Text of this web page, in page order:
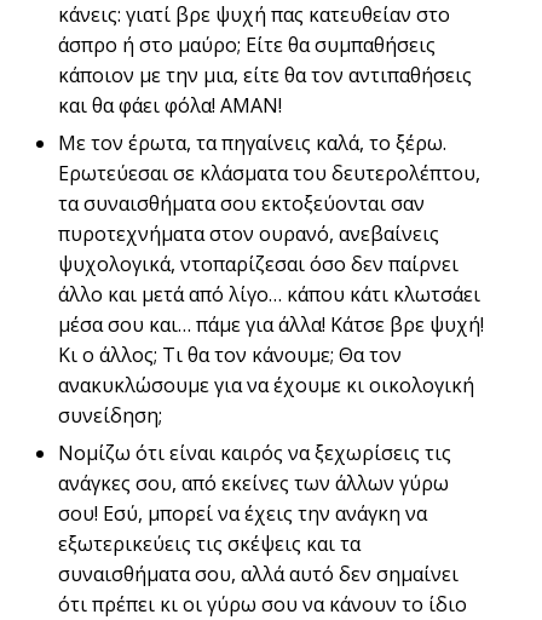
κάνεις: γιατί βρε ψυχή πας κατευθείαν στο
άσπρο ή στο μαύρο; Είτε θα συμπαθήσεις
κάποιον με την μια, είτε θα τον αντιπαθήσεις
και θα φάει φόλα! ΑΜΑΝ!
Με τον έρωτα, τα πηγαίνεις καλά, το ξέρω.
Ερωτεύεσαι σε κλάσματα του δευτερολέπτου,
τα συναισθήματα σου εκτοξεύονται σαν
πυροτεχνήματα στον ουρανό, ανεβαίνεις
ψυχολογικά, ντοπαρίζεσαι όσο δεν παίρνει
άλλο και μετά από λίγο… κάπου κάτι κλωτσάει
μέσα σου και… πάμε για άλλα! Κάτσε βρε ψυχή!
Κι ο άλλος; Τι θα τον κάνουμε; Θα τον
ανακυκλώσουμε για να έχουμε κι οικολογική
συνείδηση;
Νομίζω ότι είναι καιρός να ξεχωρίσεις τις
ανάγκες σου, από εκείνες των άλλων γύρω
σου! Εσύ, μπορεί να έχεις την ανάγκη να
εξωτερικεύεις τις σκέψεις και τα
συναισθήματα σου, αλλά αυτό δεν σημαίνει
ότι πρέπει κι οι γύρω σου να κάνουν το ίδιο